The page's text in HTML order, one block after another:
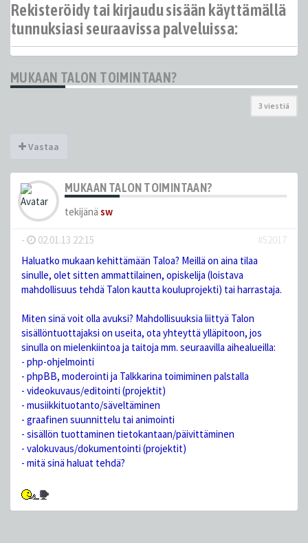
Rekisteröidy tai kirjaudu sisään käyttämällä
tunnuksiasi seuraavissa palveluissa:
MUKAAN TALON TOIMINTAAN?
3 viestiä
Vastaa
MUKAAN TALON TOIMINTAAN?
tekijänä sw
- 02.01.13 22:15
#52017
Haluatko mukaan kehittämään Taloa? Meillä on aina tilaa
sinulle, olet sitten ammattilainen, opiskelija (loistava
mahdollisuus tehdä Talon kautta kouluprojekti) tai harrastaja.
Miten sinä voit olla avuksi? Mahdollisuuksia liittyä Talon
sisällöntuottajaksi on useita, ota yhteyttä ylläpitoon, jos
sinulla on mielenkiintoa ja taitoja mm. seuraavilla aihealueilla:
- php-ohjelmointi
- phpBB, moderointi ja Talkkarina toimiminen palstalla
- videokuvaus/editointi (projektit)
- musiikkituotanto/säveltäminen
- graafinen suunnittelu tai animointi
- sisällön tuottaminen tietokantaan/päivittäminen
- valokuvaus/dokumentointi (projektit)
- mitä sinä haluat tehdä?